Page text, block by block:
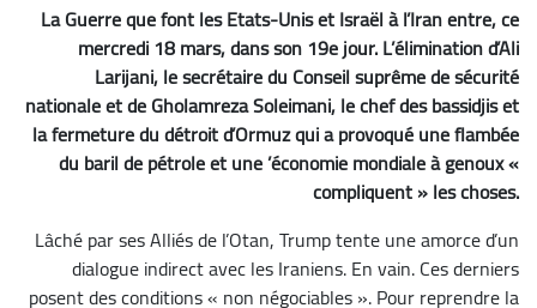
La Guerre que font les Etats-Unis et Israël à l’Iran entre, ce
mercredi 18 mars, dans son 19e jour. L’élimination d’Ali
Larijani, le secrétaire du Conseil suprême de sécurité
nationale et de Gholamreza Soleimani, le chef des bassidjis et
la fermeture du détroit d’Ormuz qui a provoqué une flambée
du baril de pétrole et une ’économie mondiale à genoux «
compliquent » les choses.
Lâché par ses Alliés de l’Otan, Trump tente une amorce d’un
dialogue indirect avec les Iraniens. En vain. Ces derniers
posent des conditions « non négociables ». Pour reprendre la